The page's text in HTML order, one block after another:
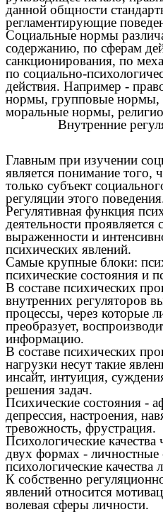
данной общности
регламентирующие
Социальные нормы
содержанию, по сферам
санкционирования, по
по социально-
действия. Например -
нормы, групповые нормы,
моральные нормы,
Внутренние
Главным при изучении
является понимание того,
только субъект
регуляции этого
Регулятивная функция
деятельности проявляется
выраженности и
психических явлений.
Самые крупные блоки:
психические состояния и
В составе психических
внутренних регуляторов
процессы, через которые
преобразует,
информацию.
В составе психических
нагрузки несут такие
инсайт, интуиция,
решения задач.
Психические состояния -
депрессия, настроения,
тревожность, фрустрация.
Психологические
двух формах - личностные
психологические качества
К собственно
явлений относится
волевая сферы личности.